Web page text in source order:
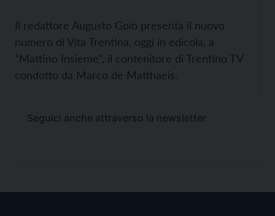
Il redattore Augusto Goio presenta il nuovo
numero di Vita Trentina, oggi in edicola, a
“Mattino Insieme”, il contenitore di Trentino TV
condotto da Marco de Matthaeis.
Seguici anche attraverso la newsletter